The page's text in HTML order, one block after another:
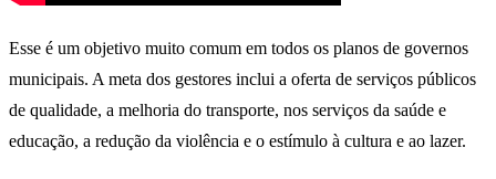
Esse é um objetivo muito comum em todos os planos de governos
municipais. A meta dos gestores inclui a oferta de serviços públicos
de qualidade, a melhoria do transporte, nos serviços da saúde e
educação, a redução da violência e o estímulo à cultura e ao lazer.